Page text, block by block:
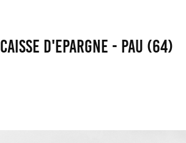
Caisse d'Epargne - Pau (64)